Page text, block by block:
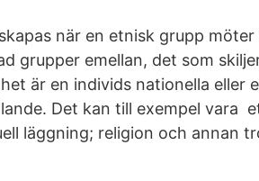
när en etnisk grupp möter
grupper emellan, det som
är en individs nationella eller
Det kan till exempel vara
läggning; religion och annan